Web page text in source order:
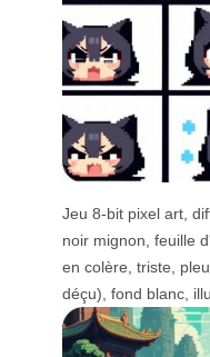
Jeu 8-bit pixel art,
noir mignon, feuille
en colère, triste,
déçu), fond blanc,